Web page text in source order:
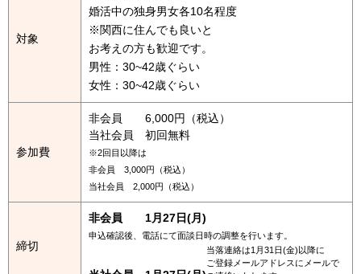
対象
婚活中の独身男女各10名程度
※関西に住んでも良いと
お考えの方も歓迎です。
男性：30~42歳ぐらい
女性：30~42歳ぐらい
参加費
非会員 6,000円（税込）
当社会員 初回無料
※2回目以降は
非会員 3,000円（税込）
当社会員 2,000円（税込）
締切
非会員 1月27日(月)
申込確認後、電話にて面談日時の調整を行います。
当落連絡は1月31日(金)以降に
ご登録メールアドレスにメールで